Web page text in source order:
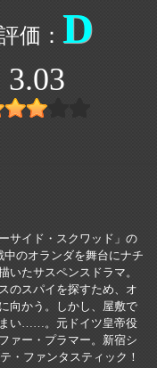
D
3.03
サイド・スクワッド」の
のオランダを舞台にナチ
いたサスペンスドラマ。
のスパイを探すため、オ
向かう。しかし、屋敷で
まい……。元ドイツ皇帝役
ァー・プラマー。新宿シ
・ファンタスティック！